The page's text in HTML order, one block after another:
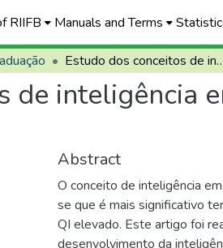
RIIFB Manuals and Terms
Estudo dos conceitos de inteligência
de inteligência
Abstract
O conceito de inteligência
se que é mais significativo
QI elevado. Este artigo foi
desenvolvimento da